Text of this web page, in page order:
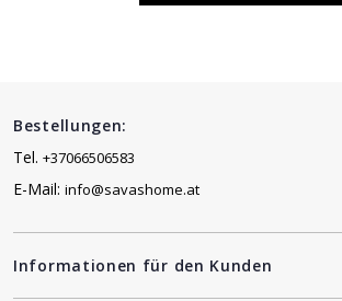
Bestellungen:
Tel. +37066506583
E-Mail: info@savashome.at
Informationen für den Kunden